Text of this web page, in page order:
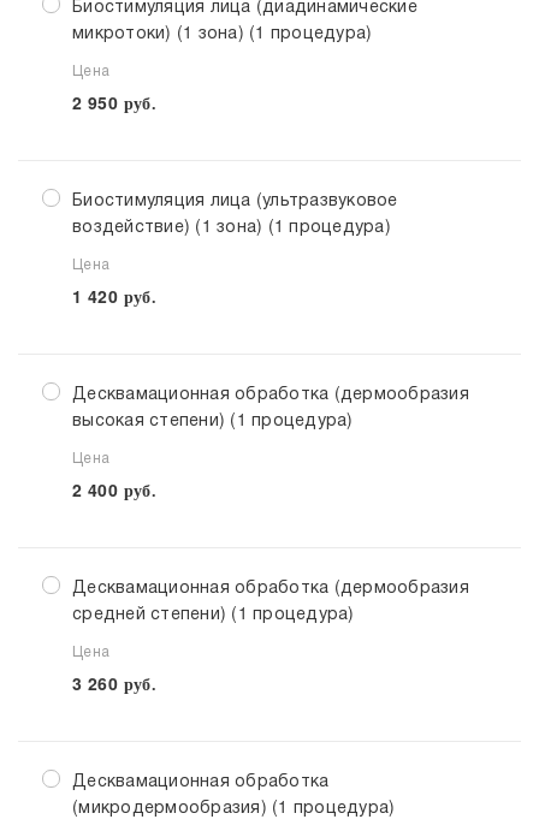
Биостимуляция лица (диадинамические
микротоки) (1 зона) (1 процедура)
Цена
2 950 руб.
Биостимуляция лица (ультразвуковое
воздействие) (1 зона) (1 процедура)
Цена
1 420 руб.
Десквамационная обработка (дермообразия
высокая степени) (1 процедура)
Цена
2 400 руб.
Десквамационная обработка (дермообразия
средней степени) (1 процедура)
Цена
3 260 руб.
Десквамационная обработка
(микродермообразия) (1 процедура)